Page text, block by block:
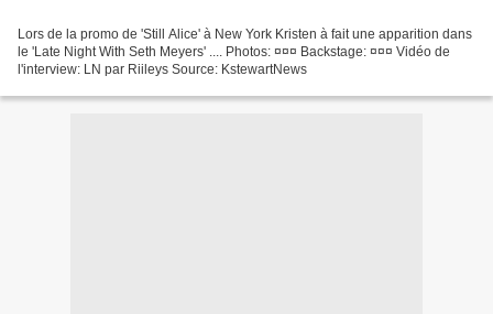
Lors de la promo de 'Still Alice' à New York Kristen à fait une apparition dans
le 'Late Night With Seth Meyers' .... Photos: ¤¤¤ Backstage: ¤¤¤ Vidéo de
l'interview: LN par Riileys Source: KstewartNews